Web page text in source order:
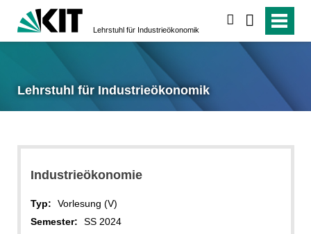
Lehrstuhl für Industrieökonomik
Lehrstuhl für Industrieökonomik
Industrieökonomie
Typ:
Vorlesung (V)
Semester:
SS 2024